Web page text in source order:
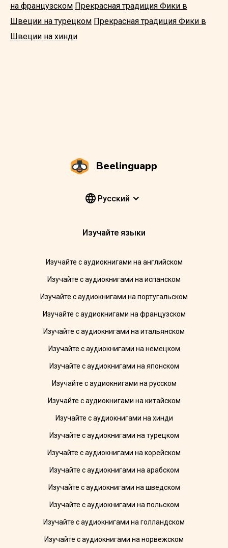
на французском Прекрасная традиция Фики в
Швеции на турецком Прекрасная традиция Фики в
Швеции на хинди
Beelinguapp
Pусский
Изучайте языки
Изучайте с аудиокнигами на английском
Изучайте с аудиокнигами на испанском
Изучайте с аудиокнигами на португальском
Изучайте с аудиокнигами на французском
Изучайте с аудиокнигами на итальянском
Изучайте с аудиокнигами на немецком
Изучайте с аудиокнигами на японском
Изучайте с аудиокнигами на русском
Изучайте с аудиокнигами на китайском
Изучайте с аудиокнигами на хинди
Изучайте с аудиокнигами на турецком
Изучайте с аудиокнигами на корейском
Изучайте с аудиокнигами на арабском
Изучайте с аудиокнигами на шведском
Изучайте с аудиокнигами на польском
Изучайте с аудиокнигами на голландском
Изучайте с аудиокнигами на норвежском